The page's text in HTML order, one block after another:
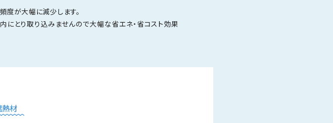
度が大幅に減少します。
にとり取り込みませんので大幅な省エネ・省コスト効果